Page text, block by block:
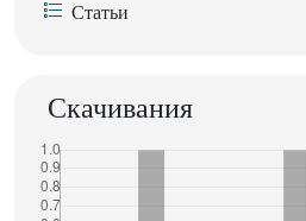
Статьи
Скачивания